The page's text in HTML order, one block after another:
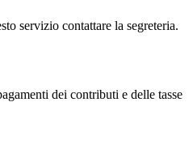
servizio contattare la segreteria.
dei contributi e delle tasse